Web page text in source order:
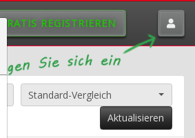
GRATIS REGISTRIEREN
Standard-Vergleich
Aktualisieren